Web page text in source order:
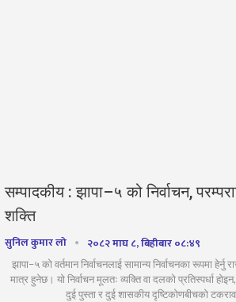
सम्पादकीय : झापा–५ को निर्वाचन,
शक्ति
सुनिल कुमार लो २०८२ माघ ८, बिहीबार ०८:४९
झापा–५ को वर्तमान निर्वाचनलाई सामान्य निर्वाचनका रूपमा
मात्र हुनेछ। यो निर्वाचन मूलतः व्यक्ति वा दलको प्रतिस्पर्धा
दुई पुस्ता र दुई शासकीय दृष्टिकोणबीचको